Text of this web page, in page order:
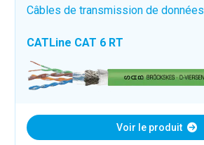
Câbles de transmission de données
CATLine CAT 6 RT
Voir le produit